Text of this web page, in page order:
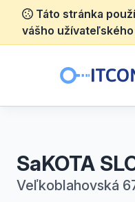
Táto stránka
vášho
SaKOTA
Veľkoblahovská